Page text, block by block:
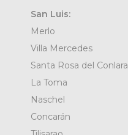
San Luis:
Merlo
Villa Mercedes
Santa Rosa del Conlara
La Toma
Naschel
Concarán